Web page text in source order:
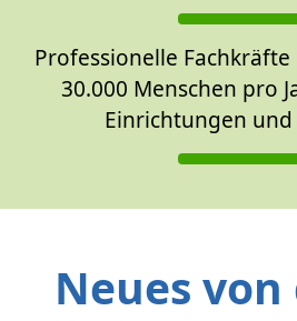
Professionelle
30.000 Menschen pro
Einrichtungen
Neues von